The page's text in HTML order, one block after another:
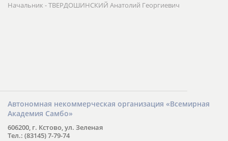
Начальник - ТВЕРДОШИНСКИЙ Анатолий Георгиевич
Автономная некоммерческая организация «Всемирная
Академия Самбо»
606200, г. Кстово, ул. Зеленая
Тел.: (83145) 7-79-74